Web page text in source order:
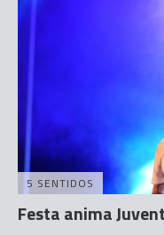
5 SENTIDOS
Festa anima